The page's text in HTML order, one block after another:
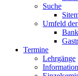
Suche
Umfeld
Termine
Lehrgänge